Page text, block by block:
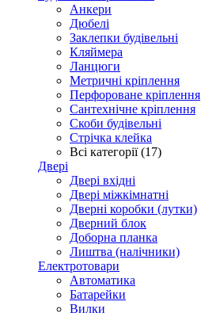
Анкери
Дюбелі
Заклепки будівельні
Кляймера
Ланцюги
Метричні кріплення
Перфороване кріплення
Сантехнічне кріплення
Скоби будівельні
Стрічка клейка
Всі категорії (17)
Двері
Двері вхідні
Двері міжкімнатні
Дверні коробки (лутки)
Дверний блок
Доборна планка
Лиштва (налічники)
Електротовари
Автоматика
Батарейки
Вилки